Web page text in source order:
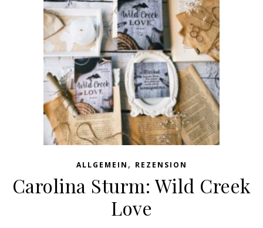
ALLGEMEIN , REZENSION
Carolina Sturm: Wild Creek
Love